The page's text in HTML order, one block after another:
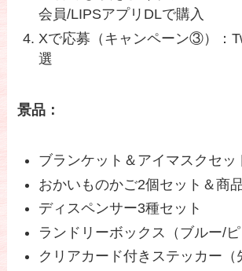
会員/LIPSアプリDLで購入
Xで応募（キャンペーン③）：
選
景品：
ブランケット＆アイマスクセッ
おかいものかご2個セット＆商
ディスペンサー3種セット
ランドリーボックス（ブルー/ピ
クリアカード付きステッカー（